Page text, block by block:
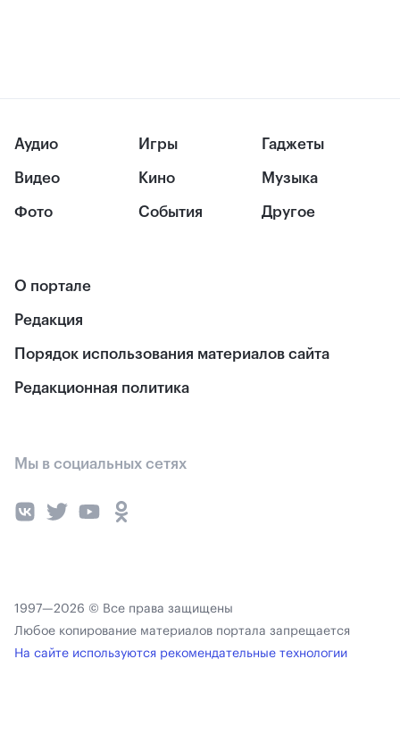
Аудио
Видео
Фото
Игры
Кино
События
Гаджеты
Музыка
Другое
О портале
Редакция
Порядок использования материалов сайта
Редакционная политика
Мы в социальных сетях
1997—2026 © Все права защищены
Любое копирование материалов портала запрещается
На сайте используются рекомендательные технологии